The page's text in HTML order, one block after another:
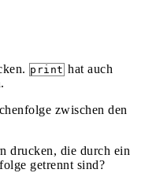
print hat auch
zwischen den
drucken, die durch ein
getrennt sind?